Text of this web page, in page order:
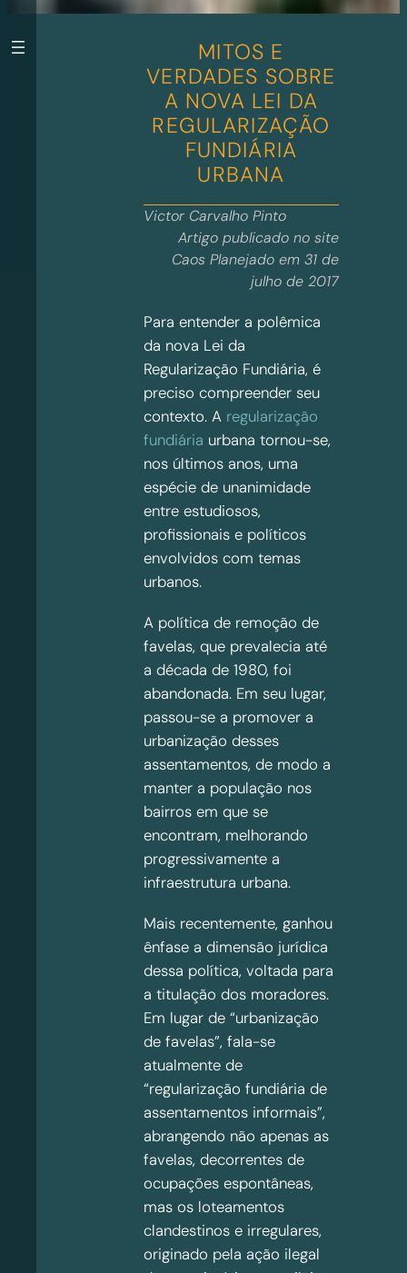
MITOS E
VERDADES SOBRE
A NOVA LEI DA
REGULARIZAÇÃO
FUNDIÁRIA
URBANA
Victor Carvalho Pinto
Artigo publicado no site
Caos Planejado em 31 de
julho de 2017
Para entender a polêmica
da nova Lei da
Regularização Fundiária, é
preciso compreender seu
contexto. A regularização
fundiária urbana tornou-se,
nos últimos anos, uma
espécie de unanimidade
entre estudiosos,
profissionais e políticos
envolvidos com temas
urbanos.
A política de remoção de
favelas, que prevalecia até
a década de 1980, foi
abandonada. Em seu lugar,
passou-se a promover a
urbanização desses
assentamentos, de modo a
manter a população nos
bairros em que se
encontram, melhorando
progressivamente a
infraestrutura urbana.
Mais recentemente, ganhou
ênfase a dimensão jurídica
dessa política, voltada para
a titulação dos moradores.
Em lugar de “urbanização
de favelas”, fala-se
atualmente de
“regularização fundiária de
assentamentos informais”,
abrangendo não apenas as
favelas, decorrentes de
ocupações espontâneas,
mas os loteamentos
clandestinos e irregulares,
originado pela ação ilegal